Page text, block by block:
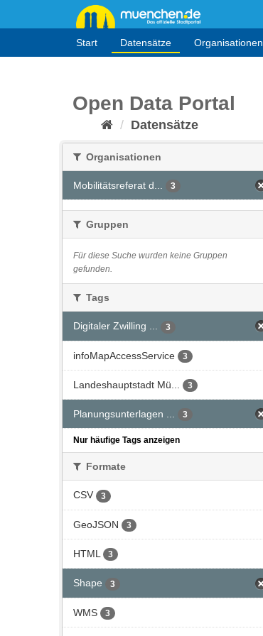
Start Datensätze Organisationen
Open Data Portal
Datensätze
Organisationen
Mobilitätsreferat d... 3
Gruppen
Für diese Suche wurden keine Gruppen
gefunden.
Tags
Digitaler Zwilling ... 3
infoMapAccessService 3
Landeshauptstadt Mü... 3
Planungsunterlagen ... 3
Nur häufige Tags anzeigen
Formate
CSV 3
GeoJSON 3
HTML 3
Shape 3
WMS 3